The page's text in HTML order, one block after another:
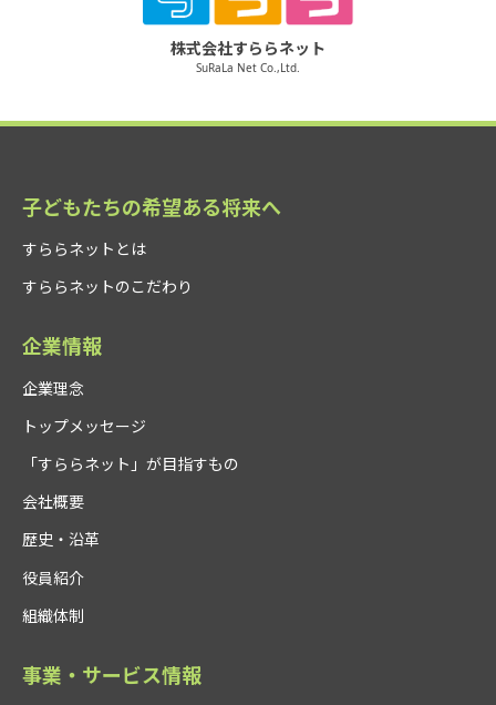
株式会社すららネット
SuRaLa Net Co.,Ltd.
子どもたちの希望ある将来へ
すららネットとは
すららネットのこだわり
企業情報
企業理念
トップメッセージ
「すららネット」が目指すもの
会社概要
歴史・沿革
役員紹介
組織体制
事業・サービス情報